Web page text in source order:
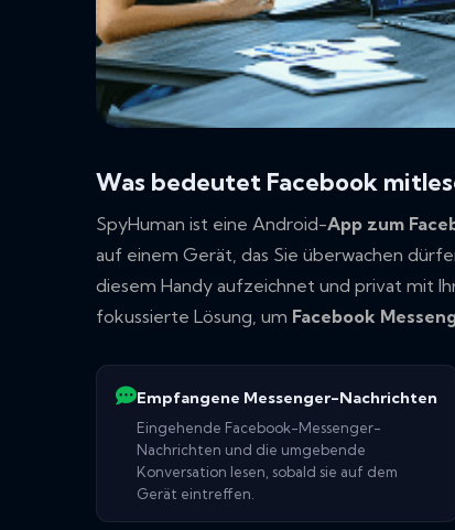
Was bedeutet Facebook
SpyHuman ist eine Android-App zum
auf einem Gerät, das Sie überwachen
diesem Handy aufzeichnet und privat mit
fokussierte Lösung, um Facebook
Empfangene Messenger-Nachrichten
Eingehende Facebook-Messenger-
Nachrichten und die umgebende
Konversation lesen, sobald sie auf dem
Gerät eintreffen.